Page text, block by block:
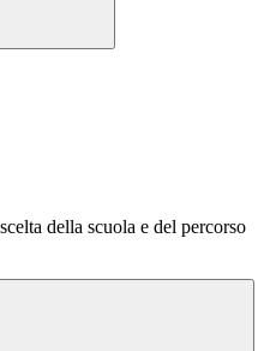
della scuola e del percorso